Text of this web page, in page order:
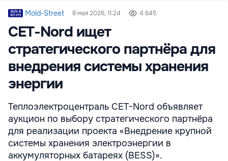
Mold-Street 8 мая 2026, 11:24 4 645
CET-Nord ищет
стратегического партнёра для
внедрения системы хранения
энергии
Теплоэлектроцентраль CET-Nord объявляет
аукцион по выбору стратегического партнёра
для реализации проекта «Внедрение крупной
системы хранения электроэнергии в
аккумуляторных батареях (BESS)».